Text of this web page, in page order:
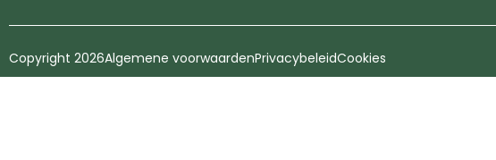
Copyright 2026Algemene voorwaardenPrivacybeleidCookies